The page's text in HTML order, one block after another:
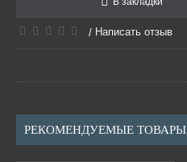
/ Написать отзыв
РЕКОМЕНДУЕМЫЕ ТОВАРЫ